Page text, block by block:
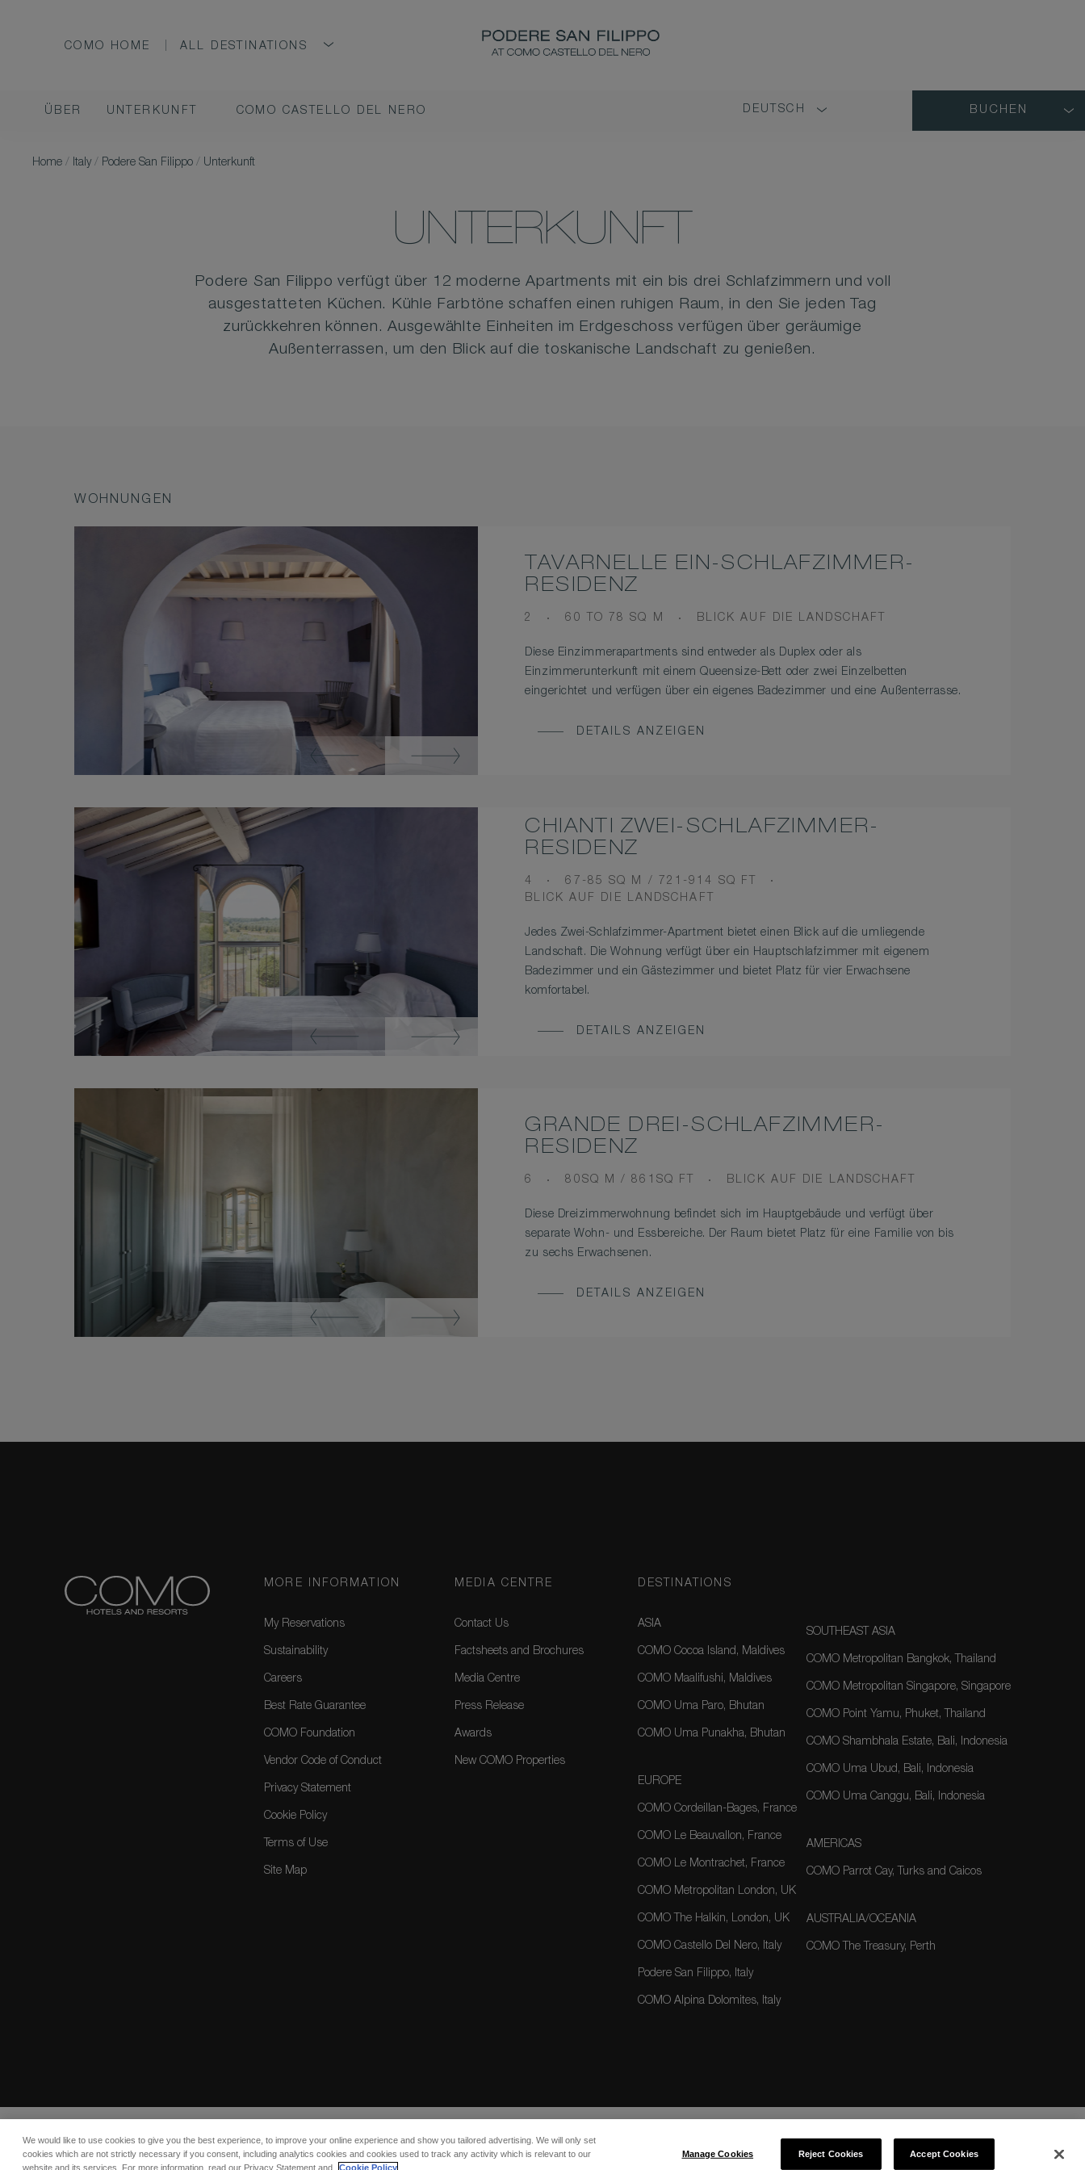
COMO HOME ALL DESTINATIONS
ÜBER UNTERKUNFT
COMO CASTELLO DEL NERO
DEUTSCH BUCHEN
Home / Italy / Podere San Filippo / Unterkunft
UNTERKUNFT
Podere San Filippo verfügt über 12 moderne Apartments mit ein bis drei Schlafzimmern und voll
ausgestatteten Küchen. Kühle Farbtöne schaffen einen ruhigen Raum, in den Sie jeden Tag
zurückkehren können. Ausgewählte Einheiten im Erdgeschoss verfügen über geräumige
Außenterrassen, um den Blick auf die toskanische Landschaft zu genießen.
WOHNUNGEN
TAVARNELLE EIN-SCHLAFZIMMER-
RESIDENZ
OCCUPANCY
2
ROOM
60 TO 78 SQ M VIEW
BLICK AUF DIE LANDSCHAFT
Diese Einzimmerapartments sind entweder als Duplex oder als
Einzimmerunterkunft mit einem Queensize-Bett oder zwei Einzelbetten
eingerichtet und verfügen über ein eigenes Badezimmer und eine Außenterrasse.
DETAILS ANZEIGEN
CHIANTI ZWEI-SCHLAFZIMMER-
RESIDENZ
OCCUPANCY
4
ROOM
SIZE
67-85 SQ M / 721-914 SQ FT
VIEW
BLICK AUF DIE LANDSCHAFT
Jedes Zwei-Schlafzimmer-Apartment bietet einen Blick auf die umliegende
Landschaft. Die Wohnung verfügt über ein Hauptschlafzimmer mit eigenem
Badezimmer und ein Gästezimmer und bietet Platz für vier Erwachsene
komfortabel.
DETAILS ANZEIGEN
GRANDE DREI-SCHLAFZIMMER-
RESIDENZ
OCCUPANCY
6
ROOM
80SQ M / 861SQ FT VIEW
BLICK AUF DIE LANDSCHAFT
Diese Dreizimmerwohnung befindet sich im Hauptgebäude und verfügt über
separate Wohn- und Essbereiche. Der Raum bietet Platz für eine Familie von bis
zu sechs Erwachsenen.
DETAILS ANZEIGEN
MORE INFORMATION
My Reservations
Sustainability
Careers
Best Rate Guarantee
COMO Foundation
Vendor Code of Conduct
Privacy Statement
Cookie Policy
Terms of Use
Site Map
MEDIA CENTRE
Contact Us
Factsheets and Brochures
Media Centre
Press Release
Awards
New COMO Properties
DESTINATIONS
ASIA
COMO Cocoa Island, Maldives
COMO Maalifushi, Maldives
COMO Uma Paro, Bhutan
COMO Uma Punakha, Bhutan
EUROPE
COMO Cordeillan-Bages, France
COMO Le Beauvallon, France
COMO Le Montrachet, France
COMO Metropolitan London, UK
COMO The Halkin, London, UK
COMO Castello Del Nero, Italy
Podere San Filippo, Italy
COMO Alpina Dolomites, Italy
SOUTHEAST ASIA
COMO Metropolitan Bangkok, Thailand
COMO Metropolitan Singapore, Singapore
COMO Point Yamu, Phuket, Thailand
COMO Shambhala Estate, Bali, Indonesia
COMO Uma Ubud, Bali, Indonesia
COMO Uma Canggu, Bali, Indonesia
AMERICAS
COMO Parrot Cay, Turks and Caicos
AUSTRALIA/OCEANIA
COMO The Treasury, Perth
© 2026 COMO Hotels and Resorts
We would like to use cookies to give you the best experience, to improve your online experience and show you tailored advertising. We will only set
cookies which are not strictly necessary if you consent, including analytics cookies and cookies used to track any activity which is relevant to our
website and its services. For more information, read our Privacy Statement and
Cookie Policy
Manage Cookies Reject Cookies Accept Cookies